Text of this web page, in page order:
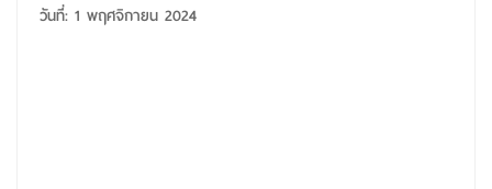
วันที่: 1 พฤศจิกายน 2024